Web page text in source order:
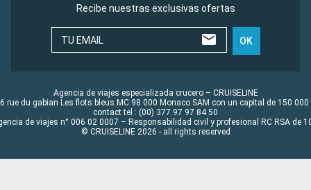
Recibe nuestras exclusivas ofertas
TU EMAIL OK
Agencia de viajes especializada crucero – CRUISELINE
rue du gabian Les flots bleus MC 98 000 Monaco SAM con un capital de 150 000
contact tel : (00) 377 97 97 84 50
de viajes n° 006 02 0007 – Responsabilidad civil y profesional RC RSA de
© CRUISELINE 2026 - all rights reserved